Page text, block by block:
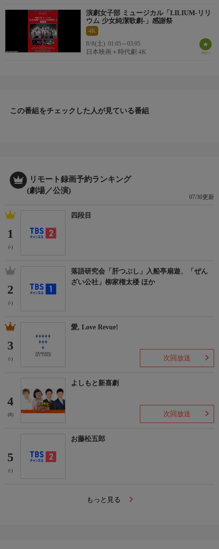
演劇女子部 ミュージカル「LILIUM-リリ
ウム 少女純潔歌劇-」感謝祭
4K
8/8(土) 01:05～03:05
日本映画＋時代劇 4K
この番組をチェックした人が見ている番組
リモート録画予約ランキング
(劇場／公演)
07/30更新
1
(-)
四段目
2
(-)
落語研究会「肝つぶし」入船亭扇遊、「ぜん
ざい公社」柳家権太楼 ほか
3
(-)
愛, Love Revue!
次回放送
4
(8)
よしもと新喜劇
次回放送
5
(-)
お藤松五郎
もっと見る